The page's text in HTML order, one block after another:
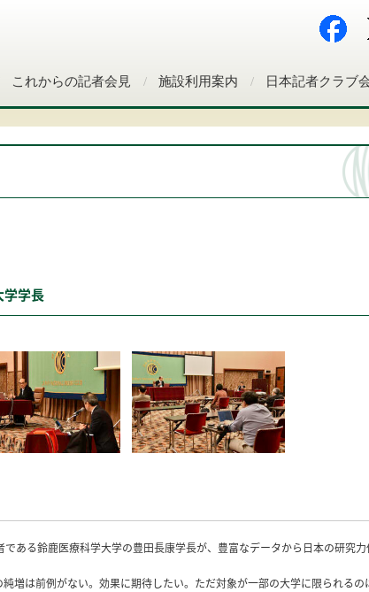
これからの記者会見 施設利用案内 日本記者クラブ
学学長
である鈴鹿医療科学大学の豊田長康学長が、豊富なデータから日本の研究力
増は前例がない。効果に期待したい。ただ対象が一部の大学に限られるの